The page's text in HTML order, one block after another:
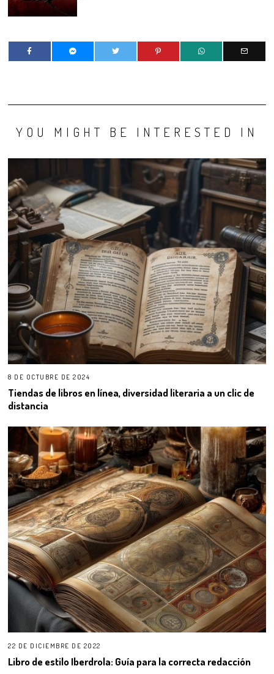
YOU MIGHT BE INTERESTED IN
8 DE OCTUBRE DE 2024
Tiendas de libros en línea, diversidad literaria a un clic de
distancia
22 DE DICIEMBRE DE 2022
Libro de estilo Iberdrola: Guía para la correcta redacción